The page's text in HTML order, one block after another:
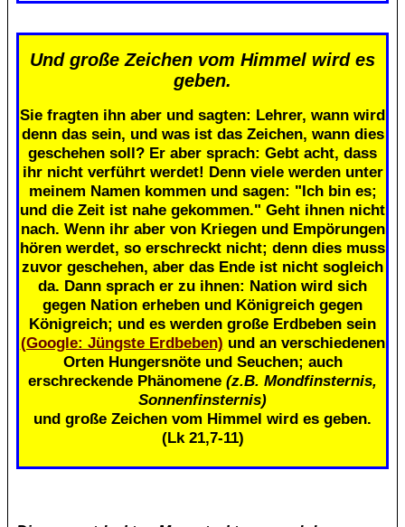
Und große Zeichen vom Himmel wird es
geben.
Sie fragten ihn aber und sagten: Lehrer, wann wird
denn das sein, und was ist das Zeichen, wann dies
geschehen soll? Er aber sprach: Gebt acht, dass
ihr nicht verführt werdet! Denn viele werden unter
meinem Namen kommen und sagen: "Ich bin es;
und die Zeit ist nahe gekommen." Geht ihnen nicht
nach. Wenn ihr aber von Kriegen und Empörungen
hören werdet, so erschreckt nicht; denn dies muss
zuvor geschehen, aber das Ende ist nicht sogleich
da. Dann sprach er zu ihnen: Nation wird sich
gegen Nation erheben und Königreich gegen
Königreich; und es werden große Erdbeben sein
(Google: Jüngste Erdbeben) und an verschiedenen
Orten Hungersnöte und Seuchen; auch
erschreckende Phänomene (z.B. Mondfinsternis,
Sonnenfinsternis)
und große Zeichen vom Himmel wird es geben.
(Lk 21,7-11)